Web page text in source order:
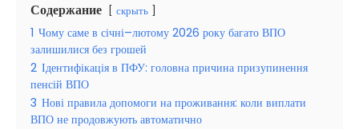
Содержание скрыть
1 Чому саме в січні–лютому 2026 року багато ВПО
залишилися без грошей
2 Ідентифікація в ПФУ: головна причина призупинення
пенсій ВПО
3 Нові правила допомоги на проживання: коли виплати
ВПО не продовжують автоматично